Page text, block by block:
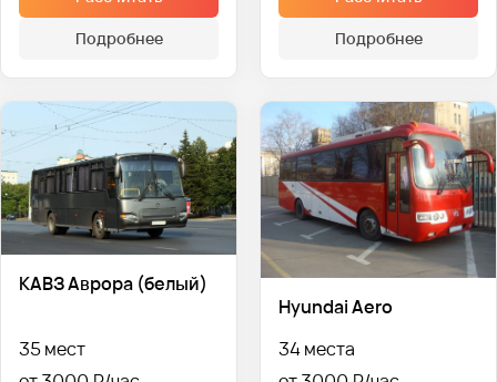
Подробнее
Подробнее
КАВЗ Аврора (белый)
35 мест
Hyundai Aero
34 места